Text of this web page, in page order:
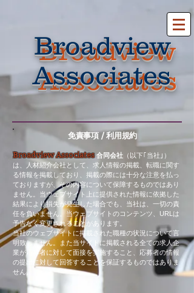
Broadview
Associates
Broadview
Associates
免責事項 / 利用規約
Broadview Associates 合同会社 （以下｢当社｣）
は、人材紹介会社として、求人情報の掲載、転職に関す
る情報を掲載しており、掲載の際には十分な注意を払っ
ておりますが、その内容について保障するものではあり
ません。当ウェブサイト上に提供された情報に依拠した
結果により損失が発生した場合でも、当社は、一切の責
任を負いません。当ウェブサイトのコンテンツ、URLは
予告なく変更されることがあります。
当社のウェブサイトに掲載された職種の状況について言
明致しません。また当サイトに掲載される全ての求人企
業が応募者に対して面接を実施すること、応募者の情報
の提出に対して回答することを保証するものではありま
せん。